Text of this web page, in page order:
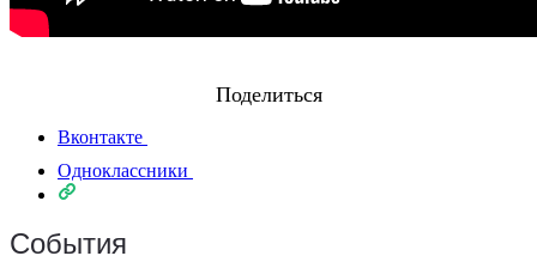
Поделиться
Вконтакте
Одноклассники
События